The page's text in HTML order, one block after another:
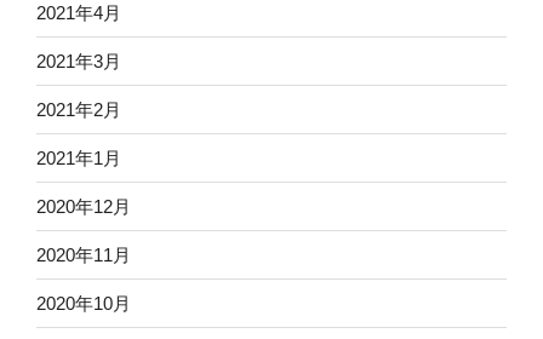
2021年4月
2021年3月
2021年2月
2021年1月
2020年12月
2020年11月
2020年10月